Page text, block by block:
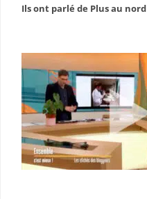
Ils ont parlé de Plus au nord